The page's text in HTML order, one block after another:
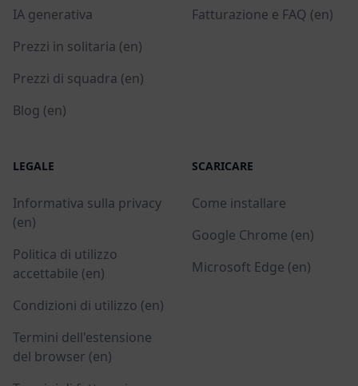
IA generativa
Prezzi in solitaria (en)
Prezzi di squadra (en)
Blog (en)
Fatturazione e FAQ (en)
LEGALE
Informativa sulla privacy
(en)
Politica di utilizzo
accettabile (en)
Condizioni di utilizzo (en)
Termini dell'estensione
del browser (en)
SCARICARE
Come installare
Google Chrome (en)
Microsoft Edge (en)